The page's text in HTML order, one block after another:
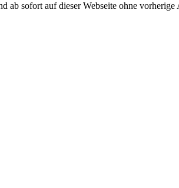
sofort auf dieser Webseite ohne vorherige